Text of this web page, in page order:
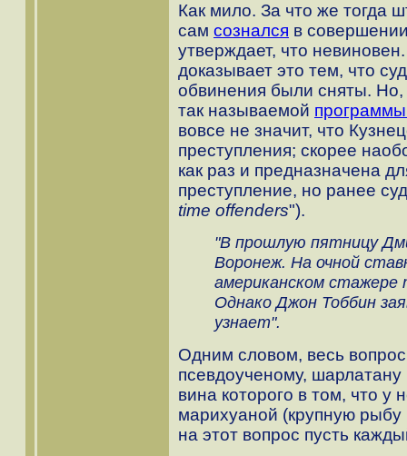
Как мило. За что же тогда
сам сознался в
утверждает, что
доказывает это тем, что
обвинения были сняты. Но,
так называемой
вовсе не значит, что
преступления; скорее
как раз и предназначена
преступление, но ранее
time offenders").
"В прошлую пятницу
Воронеж. На очной
американском
Однако Джон Тоббин
узнает".
Одним словом, весь
псевдоученому,
вина которого в том, что у
марихуаной (крупную рыбу
на этот вопрос пусть